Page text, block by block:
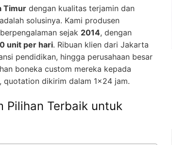
Timur dengan kualitas terjamin dan
adalah solusinya. Kami produsen
sejak 2014, dengan
unit per hari. Ribuan klien dari Jakarta
pendidikan, hingga perusahaan besar
boneka custom mereka kepada
, quotation dikirim dalam 1×24 jam.
Pilihan Terbaik untuk